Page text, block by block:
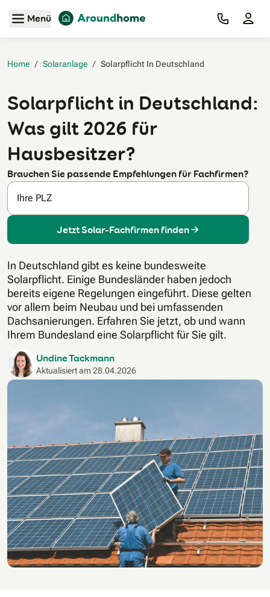
Zum Hauptinhalt
Menü
Home / Solaranlage / Solarpflicht In Deutschland‎
Solarpflicht in Deutschland:
Was gilt 2026 für
Hausbesitzer?
Brauchen Sie passende Empfehlungen für Fachfirmen?
Ihre PLZ
Jetzt Solar-Fachfirmen finden
In Deutschland gibt es keine bundesweite
Solarpflicht. Einige Bundesländer haben jedoch
bereits eigene Regelungen eingeführt. Diese gelten
vor allem beim Neubau und bei umfassenden
Dachsanierungen. Erfahren Sie jetzt, ob und wann
Ihrem Bundesland eine Solarpflicht für Sie gilt.
Undine Tackmann
Aktualisiert am 28.04.2026